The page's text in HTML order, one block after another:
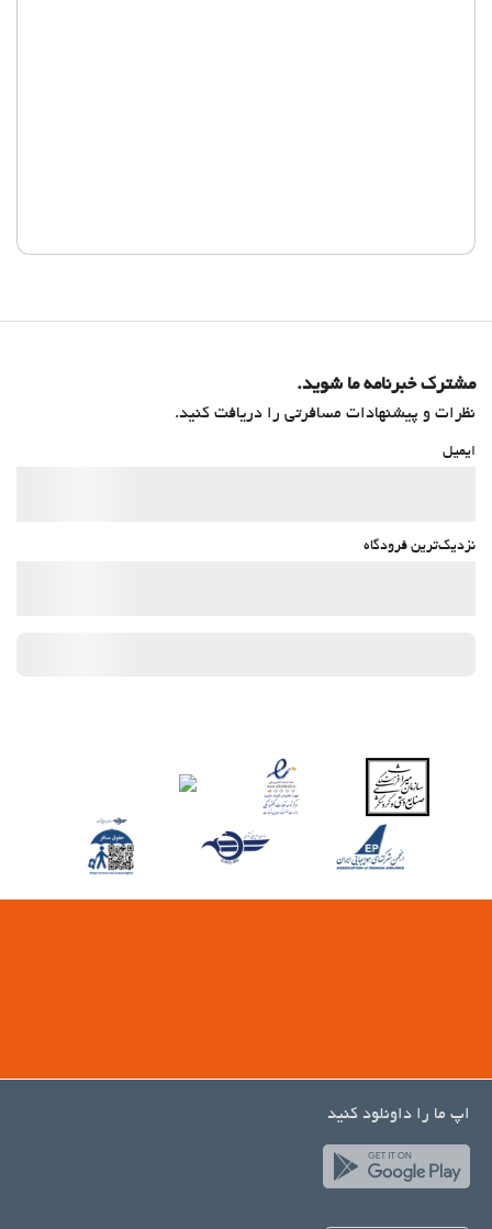
مشترک خبرنامه ما شوید.
نظرات و پیشنهادات مسافرتی را دریافت کنید.
ایمیل
نزدیک‌ترین فرودگاه
اپ ما را داونلود کنید